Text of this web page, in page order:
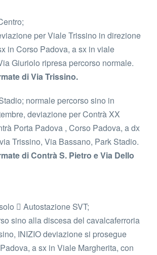
per Viale Trissino in direzione
in Corso Padova, a sx in viale
Giuriolo ripresa percorso normale.
di Via Trissino.
normale percorso sino in
deviazione per Contrà XX
Porta Padova , Corso Padova, a dx
Trissino, Via Bassano, Park Stadio.
di Contrà S. Pietro e Via Dello
 Autostazione SVT;
sino alla discesa del cavalcaferroria
INIZIO deviazione si prosegue
a sx in Viale Margherita, con